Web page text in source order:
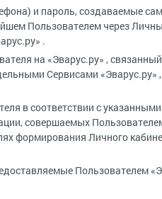
и пароль, создаваемые
Пользователем через
.
на «Эварус.ру» ,
Сервисами «Эварус.ру»
в соответствии с
совершаемых
формирования Личного
Пользователем